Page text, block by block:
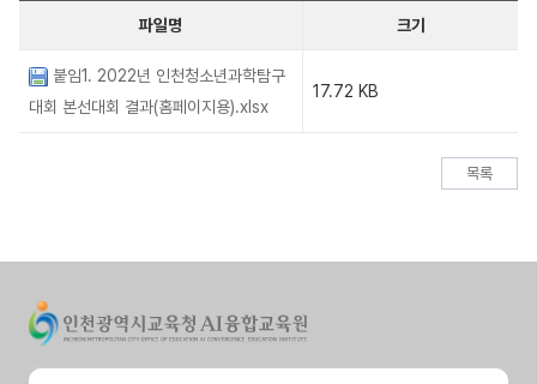
파일명 크기
붙임1. 2022년 인천청소년과학탐구
대회 본선대회 결과(홈페이지용).xlsx
17.72 KB
목록